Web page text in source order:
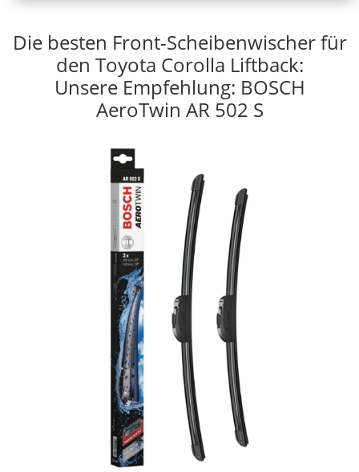
Die besten Front-Scheibenwischer für
den Toyota Corolla Liftback:
Unsere Empfehlung: BOSCH
AeroTwin AR 502 S